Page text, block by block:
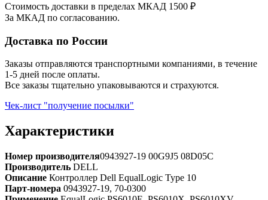
Стоимость доставки в пределах МКАД 1500 ₽
За МКАД по согласованию.
Доставка по России
Заказы отправляются транспортными компаниями, в течение
1-5 дней после оплаты.
Все заказы тщательно упаковываются и страхуются.
Чек-лист "получение посылки"
Характеристики
Номер производителя0943927-19 00G9J5 08D05C
Производитель DELL
Описание Контроллер Dell EqualLogic Type 10
Парт-номера 0943927-19, 70-0300